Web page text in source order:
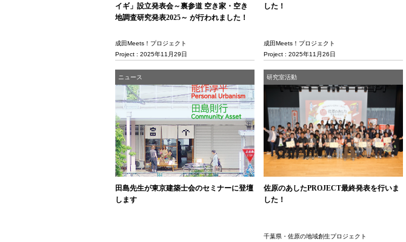
イギ」設立発表会～裏参道 空き家・空き
地調査研究発表2025～ が行われました！
成田Meets！プロジェクト
Project : 2025年11月29日
した！
成田Meets！プロジェクト
Project : 2025年11月26日
ニュース
田島先生が東京建築士会のセミナーに登壇
します
研究室活動
佐原のあしたPROJECT最終発表を行いま
した！
千葉県・佐原の地域創生プロジェクト